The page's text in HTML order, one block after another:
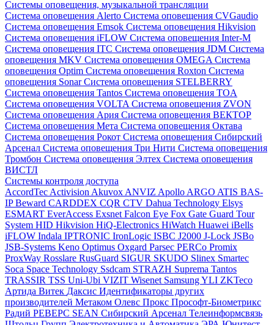
Системы оповещения, музыкальной трансляции
Система оповещения Alerto Система оповещения CVGaudio
Система оповещения Emsok Система оповещения Hikvision
Система оповещения iFLOW Система оповещения Inter-M
Система оповещения ITC Система оповещения JDM Система
оповещения MKV Система оповещения OMEGA Система
оповещения Optim Система оповещения Roxton Система
оповещения SonarСистема оповещения STELBERRY
Система оповещения Tantos Система оповещения TOA
Система оповещения VOLTA Система оповещения ZVON
Система оповещения Ария Система оповещения ВЕКТОР
Система оповещения Мета Система оповещения Октава
Система оповещения Рокот Система оповещения Сибирский
Арсенал Система оповещения Три Нити Система оповещения
Тромбон Система оповещения Элтех Система оповещения
ВИСТЛ
Системы контроля доступа
AccordTec Activision Akuvox ANVIZ Apollo ARGO ATIS BAS-
IPBeward CARDDEX CQR CTV Dahua Technology Elsys
ESMART EverAccess Exsnet Falcon Eye Fox Gate Guard Tour
System HID Hikvision HiQ-Electronics HiWatch Huawei iBells
iFLOW Indala IPTRONIC IronLogic ISBC J2000 J-Lock JSBo
JSB-Systems Keno Optimus Oxgard Parsec PERCo Promix
ProxWay Rosslare RusGuard SIGUR SKUDO Slinex Smartec
Soca Space Technology Ssdcam STRAZH Suprema Tantos
TRASSIR TSS Uni-Ubi VIZIT Wisenet SamsungYLI ZKTeco
Артида Витек Даксис Идентификаторы других
производителей Метаком Олевс Прокс Прософт-Биометрикс
Радий РЕВЕРС SEAN Сибирский Арсенал Телеинформсвязь